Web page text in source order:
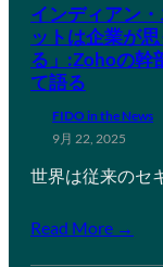
インディアン
ットは企業が
る」:Zohoの幹
て語る
FIDO in the News
9月 22, 2025
世界は従来のセ
Read More →